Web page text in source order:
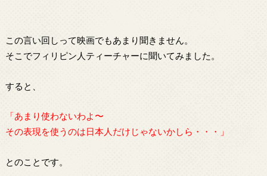
この言い回しって映画でもあまり聞きません。
そこでフィリピン人ティーチャーに聞いてみました。
すると、
「あまり使わないわよ〜
その表現を使うのは日本人だけじゃないかしら・・・」
とのことです。